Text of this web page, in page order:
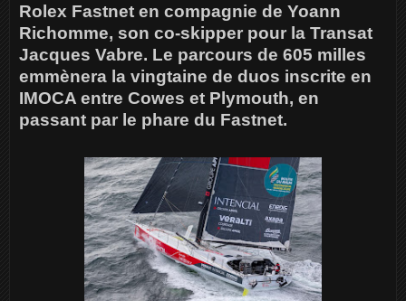
Rolex Fastnet en compagnie de Yoann
Richomme, son co-skipper pour la Transat
Jacques Vabre. Le parcours de 605 milles
emmènera la vingtaine de duos inscrite en
IMOCA entre Cowes et Plymouth, en
passant par le phare du Fastnet.